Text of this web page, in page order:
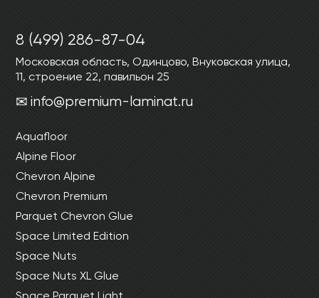
ОТПРАВИТЬ
Ваши данные не будут переданы третьим
8 (499) 286-87-04
Московская область, Одинцово, Внуковская улица,
11, строение 22, павильон 25
info@premium-laminat.ru
Aquafloor
Alpine Floor
Chevron Alpine
Chevron Premium
Parquet Chevron Glue
Space Limited Edition
Space Nuts
Space Nuts XL Glue
Space Parquet Light